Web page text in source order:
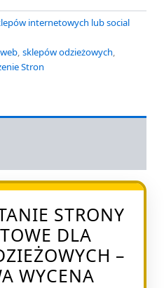
internetowych lub social
, sklepów odzieżowych,
Stron
STRONY
DLA
–
WYCENA